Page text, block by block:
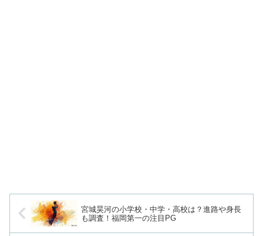
宮城昊河の小学校・中学・高校は？進路や身長
も調査！福岡第一の注目PG